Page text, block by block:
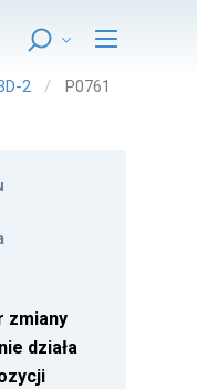
2 P0761
zmiany
działa